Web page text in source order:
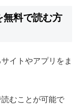
無料で読む方
イトやアプリをま
むことが可能で